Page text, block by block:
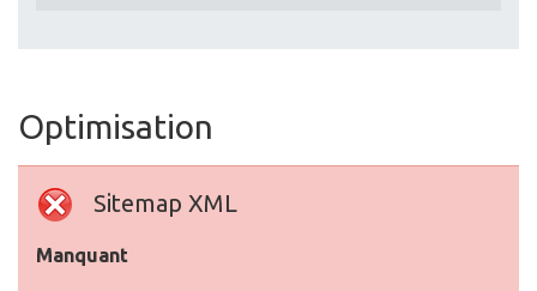
Optimisation
Sitemap XML
Manquant